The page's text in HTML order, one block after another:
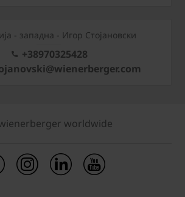
- западна - Игор Стојановски
+38970325428
worldwide